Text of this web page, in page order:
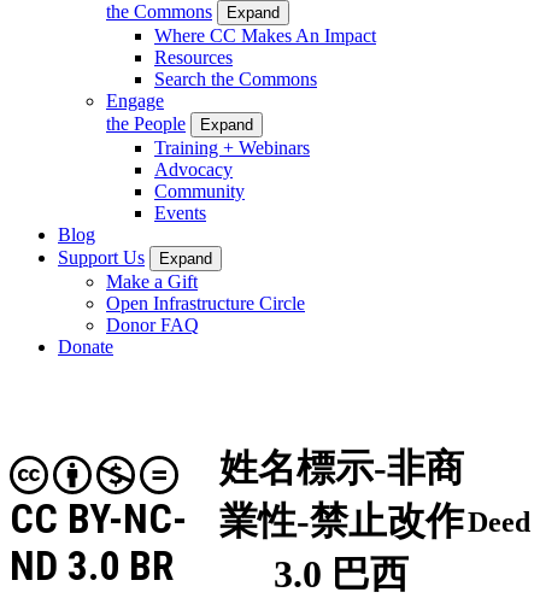
the Commons
Expand
Where CC Makes An Impact
Resources
Search the Commons
Engage
the People
Expand
Training + Webinars
Advocacy
Community
Events
Blog
Support Us
Expand
Make a Gift
Open Infrastructure Circle
Donor FAQ
Donate
姓名標示-非商
業性-禁止改作
3.0 巴西
CC BY-NC-
ND 3.0 BR
Deed